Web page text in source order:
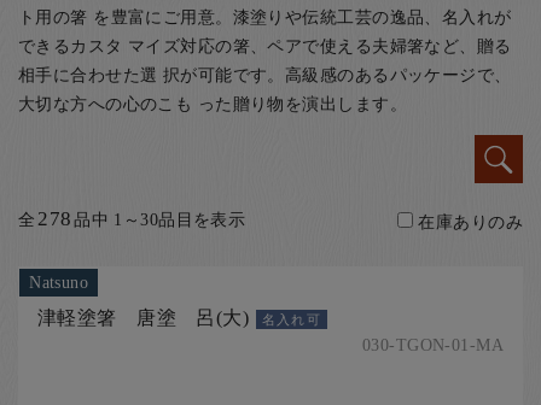
子供和食器（贈答用・自宅用）
法人・飲食店のお客様
お客様の声
店舗紹介
ト用の箸 を豊富にご用意。漆塗りや伝統工芸の逸品、名入れが
できるカスタ マイズ対応の箸、ペアで使える夫婦箸など、贈る
相手に合わせた選 択が可能です。高級感のあるパッケージで、
大切な方への心のこも った贈り物を演出します。
全278品中 1～30品目を表示 在庫ありのみ
Natsuno
津軽塗箸 唐塗 呂(大) 名入れ可
030-TGON-01-MA